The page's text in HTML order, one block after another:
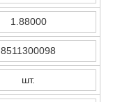
1.88000
8511300098
шт.